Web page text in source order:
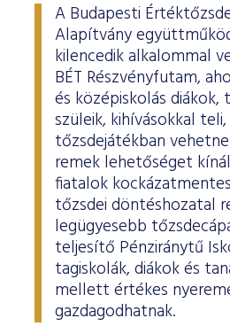
A Budapesti
Alapítvány
kilencedik alkalommal
BÉT Részvényfutam,
és középiskolás diákok,
szüleik, kihívásokkal
tőzsdejátékban
remek lehetőséget
fiatalok
tőzsdei döntéshozatal
legügyesebb
teljesítő Pénziránytű
tagiskolák, diákok és
mellett értékes
gazdagodhatnak.